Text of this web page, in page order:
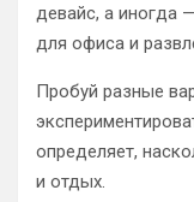
девайс, а иногда
для офиса и
Пробуй разные
определяет,
и отдых.